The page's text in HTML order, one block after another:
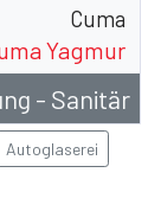
Yagmur
- Sanitär
Autoglaserei